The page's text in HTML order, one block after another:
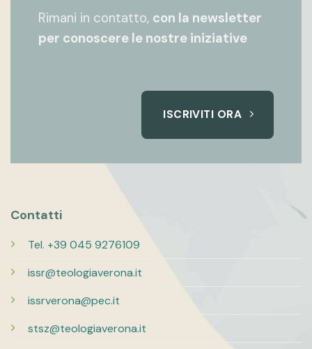
Rimani in contatto, con la newsletter
per conoscere le nostre iniziative
ISCRIVITI ORA
Contatti
Tel. +39 045 9276109
issr@teologiaverona.it
issrverona@pec.it
stsz@teologiaverona.it